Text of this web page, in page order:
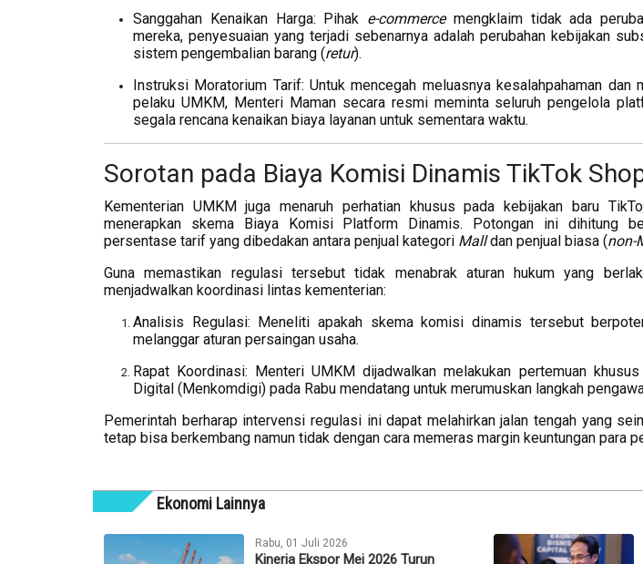
Sanggahan Kenaikan Harga: Pihak e-commercemengklaim tidak ada
mereka, penyesuaian yang terjadi sebenarnya adalah perubahan kebijakan
sistem pengembalian barang (retur).
Instruksi Moratorium Tarif: Untuk mencegah meluasnya kesalahpahaman
pelaku UMKM, Menteri Maman secara resmi meminta seluruh pengelola
segala rencana kenaikan biaya layanan untuk sementara waktu.
Sorotan pada Biaya Komisi Dinamis TikTok
Kementerian UMKM juga menaruh perhatian khusus pada kebijakan baru
menerapkan skema Biaya Komisi Platform Dinamis. Potongan ini dihitung
persentase tarif yang dibedakan antara penjual kategori Malldan penjual biasa (non-
Guna memastikan regulasi tersebut tidak menabrak aturan hukum yang
menjadwalkan koordinasi lintas kementerian:
Analisis Regulasi: Meneliti apakah skema komisi dinamis tersebut
melanggar aturan persaingan usaha.
Rapat Koordinasi: Menteri UMKM dijadwalkan melakukan pertemuan
Digital (Menkomdigi) pada Rabu mendatang untuk merumuskan langkah
Pemerintah berharap intervensi regulasi ini dapat melahirkan jalan tengah yang
tetap bisa berkembang namun tidak dengan cara memeras margin keuntungan para
Ekonomi Lainnya
Rabu, 01 Juli 2026
Kinerja Ekspor Mei 2026 Turun